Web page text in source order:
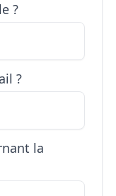
?
?
la